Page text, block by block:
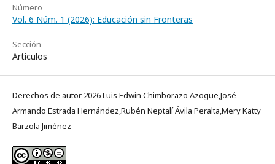
Número
Vol. 6 Núm. 1 (2026): Educación sin Fronteras
Sección
Artículos
Derechos de autor 2026 Luis Edwin Chimborazo Azogue,José
Armando Estrada Hernández,Rubén Neptalí Ávila Peralta,Mery Katty
Barzola Jiménez